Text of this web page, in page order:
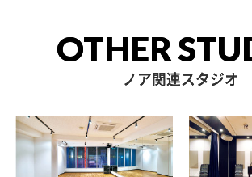
OTHER
ノア関連スタジオ